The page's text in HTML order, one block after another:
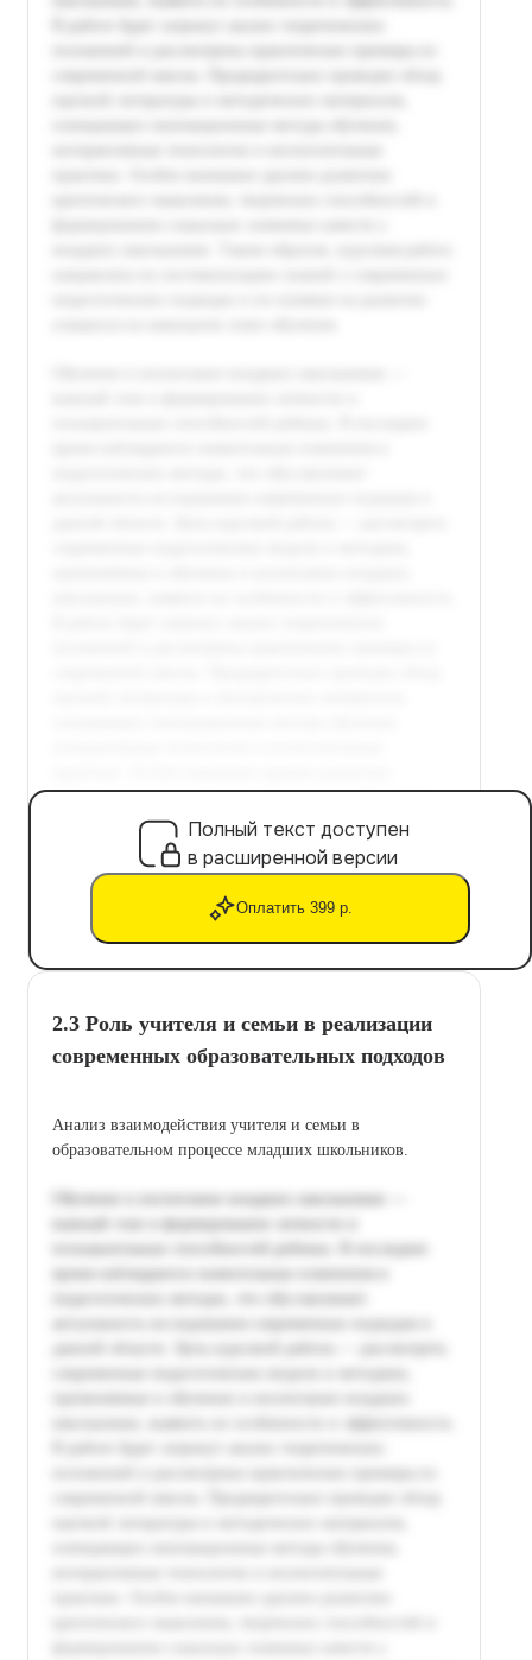
Полный текст доступен
в расширенной версии
Оплатить 399 р.
2.3 Роль учителя и семьи в реализации
современных образовательных подходов
Анализ взаимодействия учителя и семьи в
образовательном процессе младших школьников.